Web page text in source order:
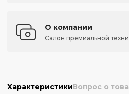
О компании
Салон премиальной
ХарактеристикиВопрос о